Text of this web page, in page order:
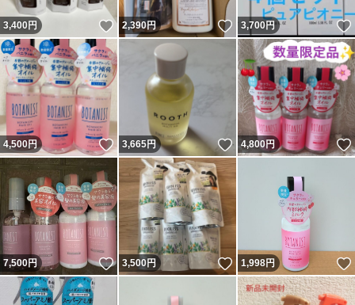
3,400円 いいね！
2,390円 いいね！
3,700円
4,500円 いいね！
3,665円 いいね！
4,800円
7,500円 いいね！
3,500円 いいね！
1,998円